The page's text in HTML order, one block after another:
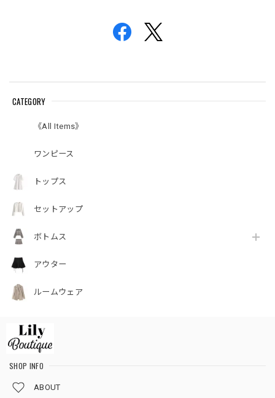
CATEGORY
《All Items》
ワンピース
トップス
セットアップ
ボトムス
アウター
ルームウェア
SHOP INFO
ABOUT